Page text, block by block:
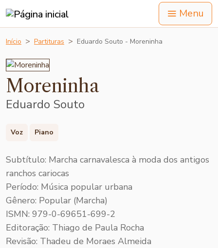
Menu
Início Partituras Eduardo Souto - Moreninha
Moreninha
Eduardo Souto
Voz Piano
Subtítulo: Marcha carnavalesca à moda dos antigos
ranchos cariocas
Período: Música popular urbana
Gênero: Popular (Marcha)
ISMN: 979-0-69651-699-2
Editoração: Thiago de Paula Rocha
Revisão: Thadeu de Moraes Almeida